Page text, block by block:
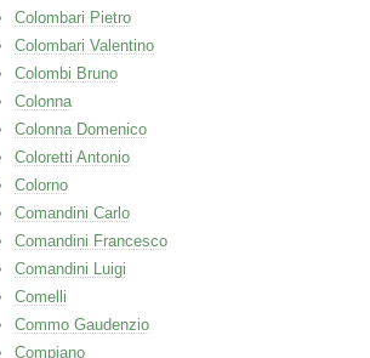
Colombari Pietro
Colombari Valentino
Colombi Bruno
Colonna
Colonna Domenico
Coloretti Antonio
Colorno
Comandini Carlo
Comandini Francesco
Comandini Luigi
Comelli
Commo Gaudenzio
Compiano